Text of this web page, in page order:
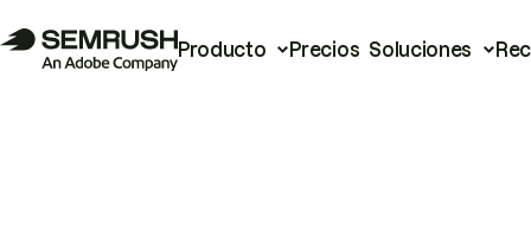
Producto Precios Soluciones